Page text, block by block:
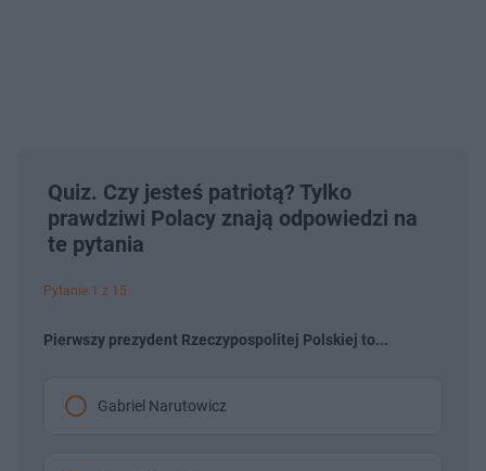
Quiz. Czy jesteś patriotą? Tylko
prawdziwi Polacy znają odpowiedzi na
te pytania
Pytanie 1 z 15
Pierwszy prezydent Rzeczypospolitej Polskiej to...
Gabriel Narutowicz